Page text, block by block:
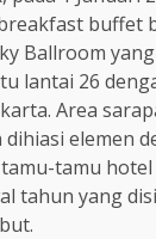
buffet
Ballroom
lantai 26
Area
elemen
tamu
tahun yang